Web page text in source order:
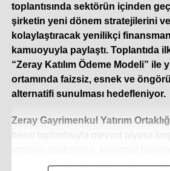
güçlü tedarik zincirimiz ve geniş
talebe en hızlı ve güvenilir şekilde
ediyoruz.
Dijitalleşme iklimlendirme
rekabet koşullarınızı nasıl
yönetimi ve gerçek zamanlı
Dijitalleşme, iklimlendirme
toplantısında sektörün içinden
şirketin yeni dönem stratejilerini
kolaylaştıracak yenilikçi
kamuoyuyla paylaştı. Toplantıda
“Zeray Katılım Ödeme Modeli” ile
ortamında faizsiz, esnek ve
alternatifi sunulması hedefleniyor.
Zeray Gayrimenkul Yatırım
basın toplantısıyla mevcut piyasa
sektöre liderlik edecek yeni finansal